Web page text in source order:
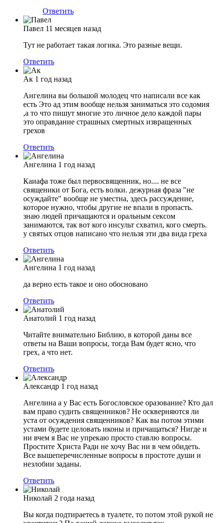
Ответить
Павел 11 месяцев назад
Тут не работает такая логика. Это разные вещи.
Ответить
Ак 1 год назад
Ангелина вы большой молодец что написали все как
есть Это ад этим вообще нельзя заниматься это содомия
,а то что пишут многие это личное дело каждой пары
это оправдание страшных смертных извращенных
грехов
Ответить
Ангелина 1 год назад
Каиафа тоже был первосвященник, но.... не все
священики от Бога, есть волки. дежурная фраза "не
осуждайте" вообще не уместна, здесь рассуждение,
которое нужно, чтобы другие не впали в пропасть.
знаю людей причащаются и оральным сексом
занимаются, так вот кого инсульт схватил, кого смерть.
у святых отцов написано что нельзя эти два вида греха
Ответить
Ангелина 1 год назад
да верно есть такое и оно обосновано
Ответить
Анатолий 1 год назад
Читайте внимательно Библию, в которой даны все
ответы на Ваши вопросы, тогда Вам будет ясно, что
грех, а что нет.
Ответить
Александр 1 год назад
Ангелина а у Вас есть Богословское оразование? Кто дал
вам право судить священников? Не оскверняются ли
уста от осуждения священников? Как вы потом этими
устами будете целовать иконы и причащаться? Нигде и
ни вчем я Вас не упрекаю просто ставлю вопросы.
Простите Христа Ради не хочу Вас ни в чем обидеть.
Все вышеперечисленные вопросы в простоте души и
незлобии заданы.
Ответить
Николай 2 года назад
Вы когда подтираетесь в туалете, то потом этой рукой не